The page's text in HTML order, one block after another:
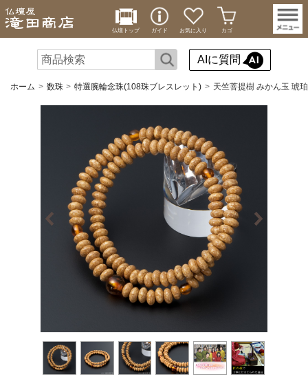
仏壇トップ ガイド お気に入り カゴ
AIに質問
ホーム 数珠 特選腕輪念珠(108珠ブレスレット) 天竺菩提樹 みかん玉 琥